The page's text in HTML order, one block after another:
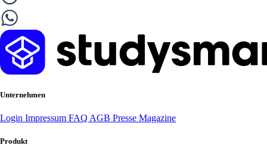
Unternehmen
Login Impressum FAQ AGB Presse Magazine
Produkt